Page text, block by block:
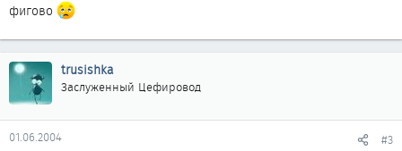
фигово
trusishka
Заслуженный Цефировод
01.06.2004 #3